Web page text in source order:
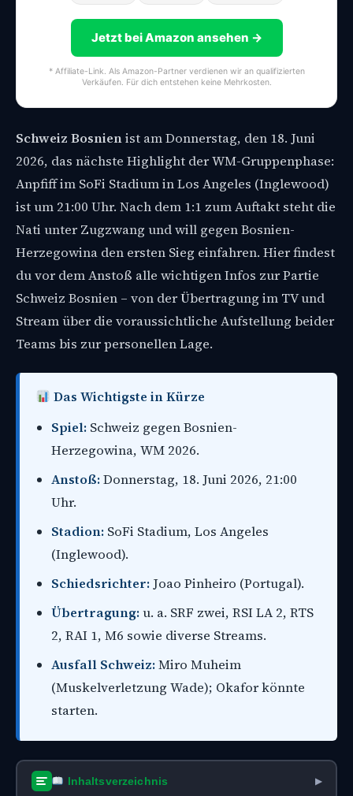
Jetzt bei Amazon ansehen →
* Affiliate-Link. Als Amazon-Partner verdienen wir an qualifizierten
Verkäufen. Für dich entstehen keine Mehrkosten.
Schweiz Bosnienist am Donnerstag, den 18. Juni
2026, das nächste Highlight der WM-Gruppenphase:
Anpfiff im SoFi Stadium in Los Angeles (Inglewood)
ist um 21:00 Uhr. Nach dem 1:1 zum Auftakt steht die
Nati unter Zugzwang und will gegen Bosnien-
Herzegowina den ersten Sieg einfahren. Hier findest
du vor dem Anstoß alle wichtigen Infos zur Partie
Schweiz Bosnien – von der Übertragung im TV und
Stream über die voraussichtliche Aufstellung beider
Teams bis zur personellen Lage.
Das Wichtigste in Kürze
Spiel: Schweiz gegen Bosnien-
Herzegowina, WM 2026.
Anstoß:Donnerstag, 18. Juni 2026, 21:00
Uhr.
Stadion: SoFi Stadium, Los Angeles
(Inglewood).
Schiedsrichter:Joao Pinheiro (Portugal).
Übertragung:u. a. SRF zwei, RSI LA 2, RTS
2, RAI 1, M6 sowie diverse Streams.
Ausfall Schweiz:Miro Muheim
(Muskelverletzung Wade); Okafor könnte
starten.
Inhaltsverzeichnis ▶